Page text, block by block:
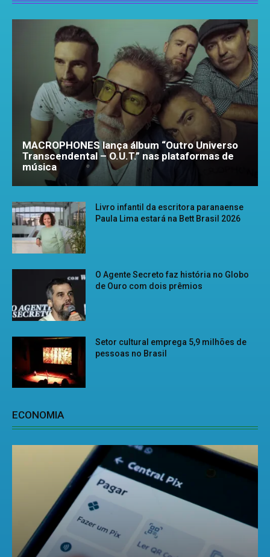
MACROPHONES lança álbum “Outro Universo
Transcendental – O.U.T.” nas plataformas de
música
Livro infantil da escritora paranaense
Paula Lima estará na Bett Brasil 2026
O Agente Secreto faz história no Globo
de Ouro com dois prêmios
Setor cultural emprega 5,9 milhões de
pessoas no Brasil
ECONOMIA